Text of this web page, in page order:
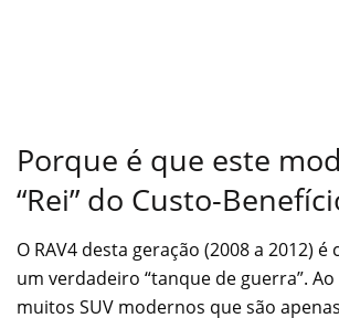
Porque é que este
“Rei” do Custo-
O RAV4 desta geração (2008 a 2012)
um verdadeiro “tanque de guerra”.
muitos SUV modernos que são